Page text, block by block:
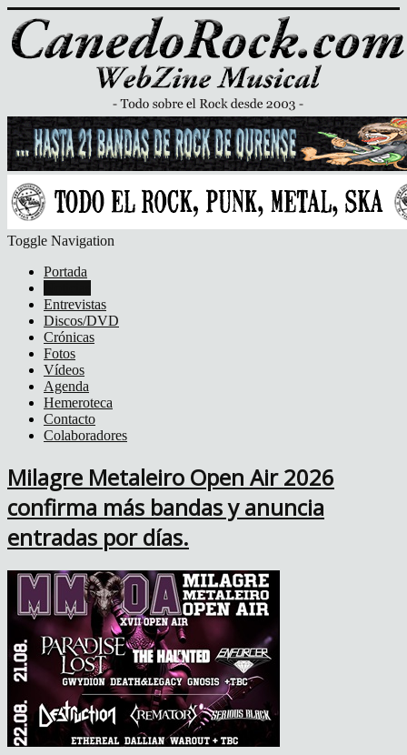
Toggle Navigation
Portada
Entrevistas
Discos/DVD
Crónicas
Fotos
Vídeos
Agenda
Hemeroteca
Contacto
Colaboradores
Milagre Metaleiro Open Air 2026
confirma más bandas y anuncia
entradas por días.